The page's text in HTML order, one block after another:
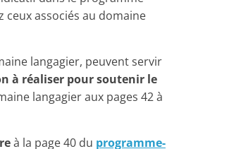
ceux associés au domaine
langagier, peuvent servir
à réaliser pour soutenir le
langagier aux pages 42 à
à la page 40 du programme-